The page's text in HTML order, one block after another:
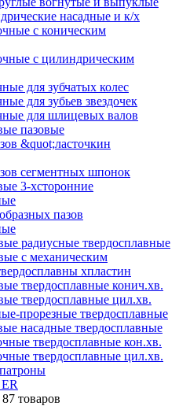
насадные и к/х
с коническим
с цилиндрическим
для зубчатых колес
для зубьев звездочек
для шлицевых валов
пазовые
&quot;ласточкин
сегментных шпонок
3-хсторонние
пазов
радиусные твердосплавные
с механическим
хпластин
твердосплавные конич.хв.
твердосплавные цил.хв.
прорезные твердосплавные
насадные твердосплавные
твердосплавные кон.хв.
твердосплавные цил.хв.
87 товаров